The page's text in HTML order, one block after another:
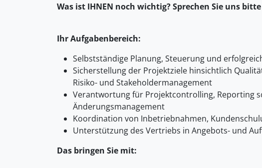
Was ist IHNEN noch wichtig? Sprechen Sie uns
Ihr Aufgabenbereich:
Selbstständige Planung, Steuerung und
Sicherstellung der Projektziele hinsichtlich
Risiko- und Stakeholdermanagement
Verantwortung für Projektcontrolling, Reporting
Änderungsmanagement
Koordination von Inbetriebnahmen,
Unterstützung des Vertriebs in Angebots- und
Das bringen Sie mit: